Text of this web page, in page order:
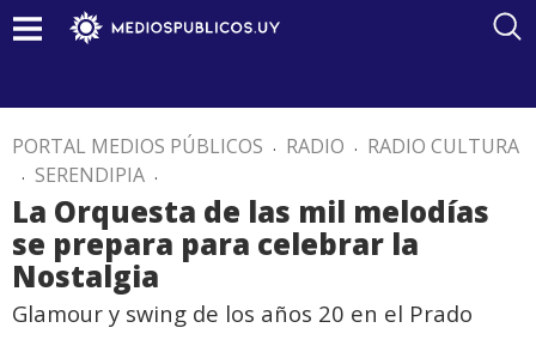
PORTAL MEDIOS PÚBLICOS . RADIO . RADIO CULTURA
. SERENDIPIA .
La Orquesta de las mil melodías
se prepara para celebrar la
Nostalgia
Glamour y swing de los años 20 en el Prado